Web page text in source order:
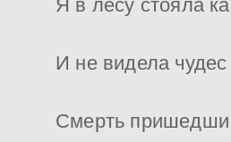
Я в лесу стояла
И не видела чудес
Смерть